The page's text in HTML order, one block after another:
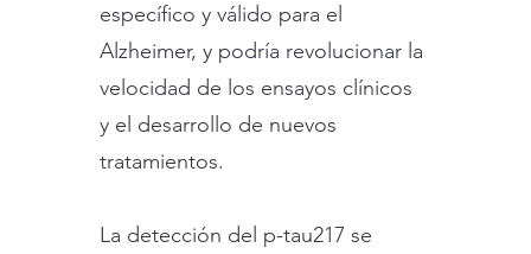
específico y válido para el
Alzheimer, y podría revolucionar la
velocidad de los ensayos clínicos
y el desarrollo de nuevos
tratamientos.
La detección del p-tau217 se